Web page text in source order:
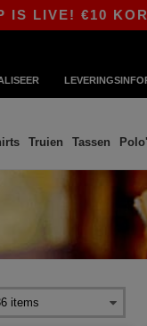
€10
Truien Tassen